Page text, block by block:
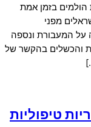
הולמים בזמן אמת
מפני
על המעבורת ונספה
והכשלים בהקשר של
טיפוליות